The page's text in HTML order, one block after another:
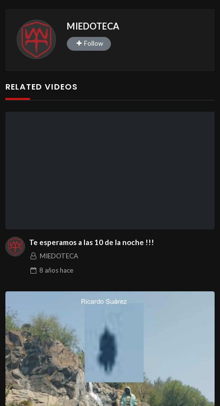
MIEDOTECA
Follow
RELATED VIDEOS
Te esperamos a las 10 de la noche !!!
MIEDOTECA
8 añoshace